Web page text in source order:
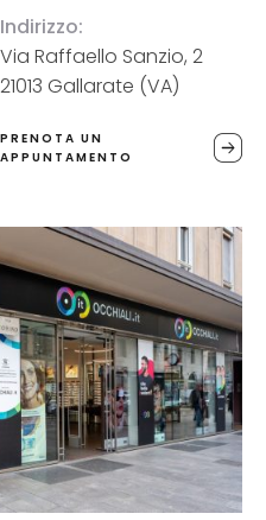
Indirizzo:
Via Raffaello Sanzio, 2
21013 Gallarate (VA)
PRENOTA UN
APPUNTAMENTO